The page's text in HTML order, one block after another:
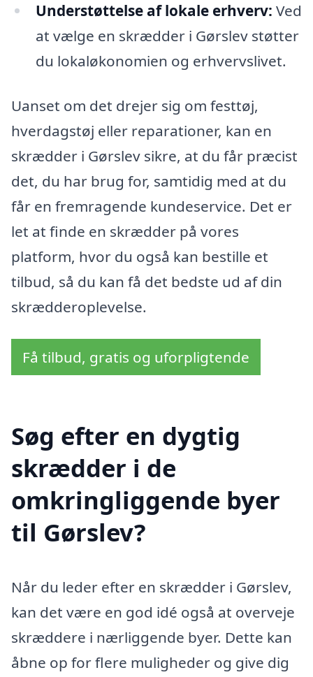
Understøttelse af lokale erhverv: Ved
at vælge en skrædder i Gørslev støtter
du lokaløkonomien og erhvervslivet.
Uanset om det drejer sig om festtøj,
hverdagstøj eller reparationer, kan en
skrædder i Gørslev sikre, at du får præcist
det, du har brug for, samtidig med at du
får en fremragende kundeservice. Det er
let at finde en skrædder på vores
platform, hvor du også kan bestille et
tilbud, så du kan få det bedste ud af din
skrædderoplevelse.
Få tilbud, gratis og uforpligtende
Søg efter en dygtig
skrædder i de
omkringliggende byer
til Gørslev?
Når du leder efter en skrædder i Gørslev,
kan det være en god idé også at overveje
skræddere i nærliggende byer. Dette kan
åbne op for flere muligheder og give dig